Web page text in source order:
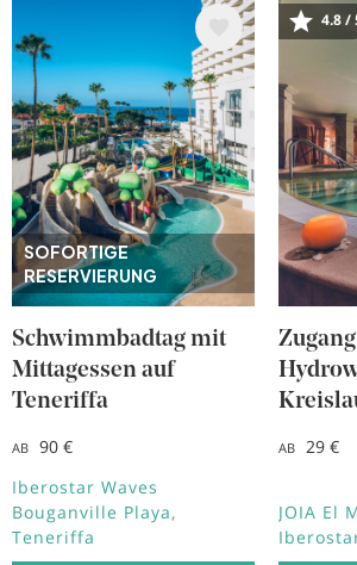
SOFORTIGE
RESERVIERUNG
Bild
Schwimmbadtag mit
Mittagessen auf
Teneriffa
AB
90 €
Iberostar Waves
Bouganville Playa
Teneriffa
Bild4.8 /
AB 29 €
JOIA El